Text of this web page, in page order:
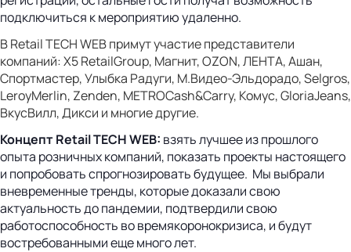
подключиться к мероприятию удаленно.
ВRetail TECH WEBпримут участие представители
компаний:X5RetailGroup, Магнит,OZON, ЛЕНТА, Ашан,
Спортмастер, Улыбка Радуги, М.Видео-Эльдорадо,Selgros,
LeroyMerlin, Zenden, METROCash&Carry, Комус,GloriaJeans,
ВкусВилл, Дикси и многие другие.
Концепт Retail TECH WEB: взять лучшее из прошлого
опыта розничных компаний, показать проекты настоящего
и попробовать спрогнозировать будущее. Мы выбрали
вневременные тренды, которые доказали свою
актуальность до пандемии, подтвердили свою
работоспособность во времякоронокризиса, и будут
востребованными еще много лет.